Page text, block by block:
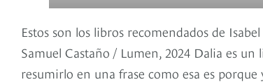
Estos son los libros recomendados de
Samuel Castaño / Lumen, 2024 Dalia es
resumirlo en una frase como esa es porque